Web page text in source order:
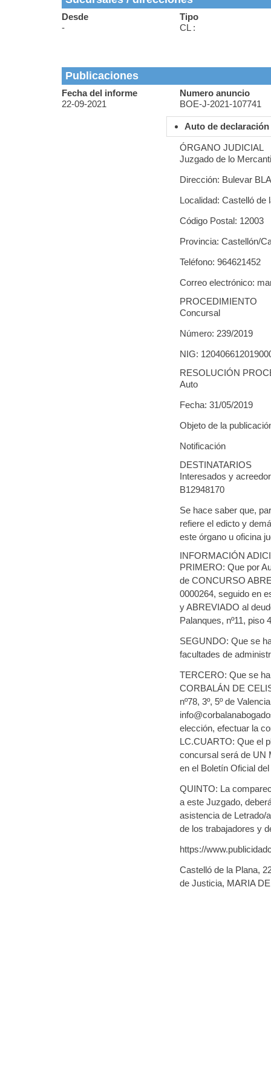
Desde Tipo
-
CL :
Publicaciones
Fecha del informe Numero anuncio
22-09-2021
BOE-J-2021-107741
Auto de
ÓRGANO JUDICIAL
Juzgado de lo
Dirección: Bulevar
Localidad: Castelló de
Código Postal: 12003
Provincia: Castellón/
Teléfono: 964621452
Correo electrónico:
PROCEDIMIENTO
Concursal
Número: 239/2019
NIG:
RESOLUCIÓN
Auto
Fecha: 31/05/2019
Objeto de la
Notificación
DESTINATARIOS
Interesados y
B12948170
Se hace saber que,
refiere el edicto y
este órgano u oficina
INFORMACIÓN
PRIMERO: Que por
de CONCURSO
0000264, seguido en
y ABREVIADO al
Palanques, nº11, piso
SEGUNDO: Que se
facultades de
TERCERO: Que se
CORBALÁN DE
nº78, 3º, 5º de
elección, efectuar la
LC.CUARTO: Que el
concursal será de UN
en el Boletín Oficial
QUINTO: La
a este Juzgado,
asistencia de Letrado/
de los trabajadores y
https://
Castelló de la Plana,
de Justicia, MARIA